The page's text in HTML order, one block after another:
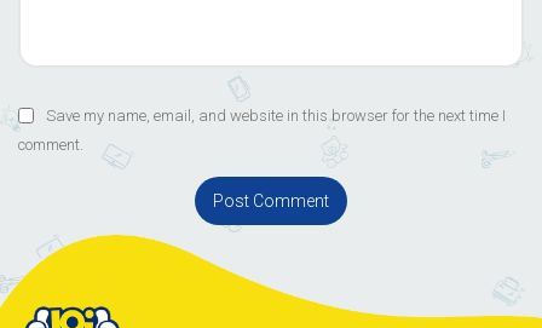
Save my name, email, and website in this browser for the next time I
comment.